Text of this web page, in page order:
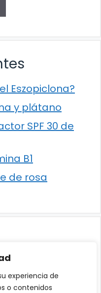
experiencia de
o contenidos
Eszopiclona?
y plátano
SPF 30 de
B1
de rosa